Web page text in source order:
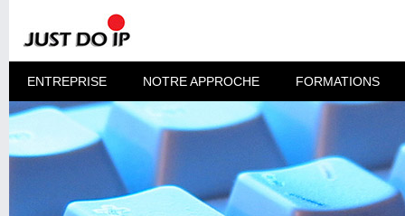
ENTREPRISE NOTRE APPROCHE FORMATIONS